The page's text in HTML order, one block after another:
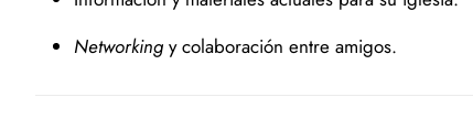
Networking y colaboración entre amigos.